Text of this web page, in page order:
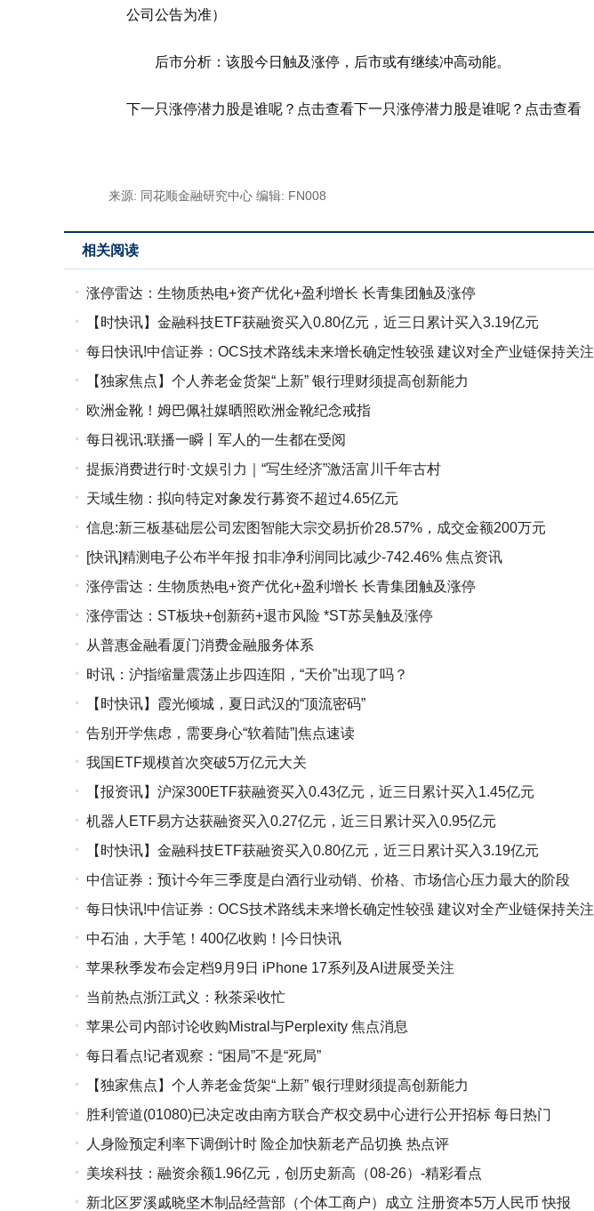
公司公告为准）
后市分析：该股今日触及涨停，后市或有继续冲高动能。
下一只涨停潜力股是谁呢？点击查看下一只涨停潜力股是谁呢？点击查看
来源: 同花顺金融研究中心 编辑: FN008
相关阅读
涨停雷达：生物质热电+资产优化+盈利增长 长青集团触及涨停
【时快讯】金融科技ETF获融资买入0.80亿元，近三日累计买入3.19亿元
每日快讯!中信证券：OCS技术路线未来增长确定性较强 建议对全产业链保持关注
【独家焦点】个人养老金货架“上新” 银行理财须提高创新能力
欧洲金靴！姆巴佩社媒晒照欧洲金靴纪念戒指
每日视讯:联播一瞬丨军人的一生都在受阅
提振消费进行时·文娱引力｜“写生经济”激活富川千年古村
天域生物：拟向特定对象发行募资不超过4.65亿元
信息:新三板基础层公司宏图智能大宗交易折价28.57%，成交金额200万元
[快讯]精测电子公布半年报 扣非净利润同比减少-742.46% 焦点资讯
涨停雷达：生物质热电+资产优化+盈利增长 长青集团触及涨停
涨停雷达：ST板块+创新药+退市风险 *ST苏吴触及涨停
从普惠金融看厦门消费金融服务体系
时讯：沪指缩量震荡止步四连阳，“天价”出现了吗？
【时快讯】霞光倾城，夏日武汉的“顶流密码”
告别开学焦虑，需要身心“软着陆”|焦点速读
我国ETF规模首次突破5万亿元大关
【报资讯】沪深300ETF获融资买入0.43亿元，近三日累计买入1.45亿元
机器人ETF易方达获融资买入0.27亿元，近三日累计买入0.95亿元
【时快讯】金融科技ETF获融资买入0.80亿元，近三日累计买入3.19亿元
中信证券：预计今年三季度是白酒行业动销、价格、市场信心压力最大的阶段
每日快讯!中信证券：OCS技术路线未来增长确定性较强 建议对全产业链保持关注
中石油，大手笔！400亿收购！|今日快讯
苹果秋季发布会定档9月9日 iPhone 17系列及AI进展受关注
当前热点浙江武义：秋茶采收忙
苹果公司内部讨论收购Mistral与Perplexity 焦点消息
每日看点!记者观察：“困局”不是“死局”
【独家焦点】个人养老金货架“上新” 银行理财须提高创新能力
胜利管道(01080)已决定改由南方联合产权交易中心进行公开招标 每日热门
人身险预定利率下调倒计时 险企加快新老产品切换 热点评
美埃科技：融资余额1.96亿元，创历史新高（08-26）-精彩看点
新北区罗溪戚晓坚木制品经营部（个体工商户）成立 注册资本5万人民币 快报